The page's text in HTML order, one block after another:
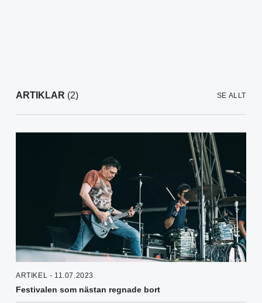
ARTIKLAR (2) SE ALLT
ARTIKEL - 11.07.2023
Festivalen som nästan regnade bort